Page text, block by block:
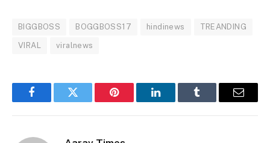
BIGGBOSS BOGGBOSS17 hindinews TREANDING
VIRAL viralnews
FacebookTwitter Pinterest LinkedInTumblr Email